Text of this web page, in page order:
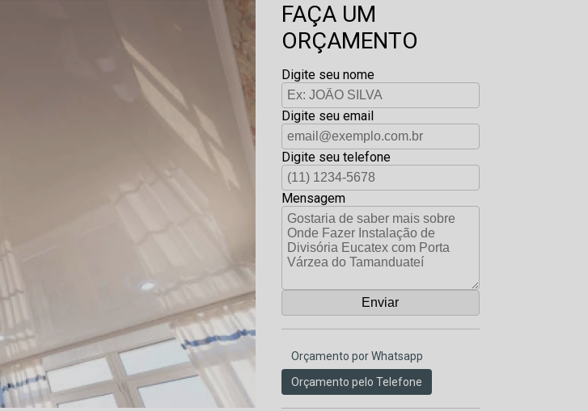
FAÇA UM
ORÇAMENTO
Digite seu nome
Digite seu email
Digite seu telefone
Mensagem
Orçamento por Whatsapp
Orçamento pelo Telefone